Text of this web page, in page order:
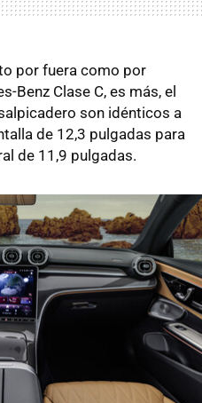
por fuera como por
Benz Clase C, es más, el
son idénticos a
de 12,3 pulgadas para
de 11,9 pulgadas.